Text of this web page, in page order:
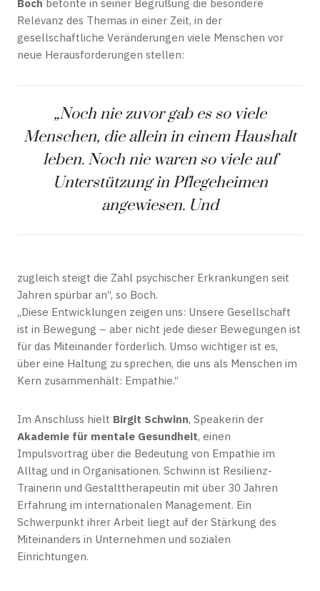
Boch betonte in seiner Begrüßung die besondere
Relevanz des Themas in einer Zeit, in der
gesellschaftliche Veränderungen viele Menschen vor
neue Herausforderungen stellen:
„Noch nie zuvor gab es so viele
Menschen, die allein in einem Haushalt
leben. Noch nie waren so viele auf
Unterstützung in Pflegeheimen
angewiesen. Und
zugleich steigt die Zahl psychischer Erkrankungen seit
Jahren spürbar an“, so Boch.
„Diese Entwicklungen zeigen uns: Unsere Gesellschaft
ist in Bewegung – aber nicht jede dieser Bewegungen ist
für das Miteinander förderlich. Umso wichtiger ist es,
über eine Haltung zu sprechen, die uns als Menschen im
Kern zusammenhält: Empathie.“
Im Anschluss hielt Birgit Schwinn, Speakerin der
Akademie für mentale Gesundheit, einen
Impulsvortrag über die Bedeutung von Empathie im
Alltag und in Organisationen. Schwinn ist Resilienz-
Trainerin und Gestalttherapeutin mit über 30 Jahren
Erfahrung im internationalen Management. Ein
Schwerpunkt ihrer Arbeit liegt auf der Stärkung des
Miteinanders in Unternehmen und sozialen
Einrichtungen.